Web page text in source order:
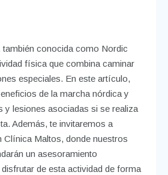
también conocida como Nordic
física que combina caminar
especiales. En este artículo,
de la marcha nórdica y
y lesiones asociadas si se realiza
Además, te invitaremos a
Clínica Maltos, donde nuestros
un asesoramiento
de esta actividad de forma